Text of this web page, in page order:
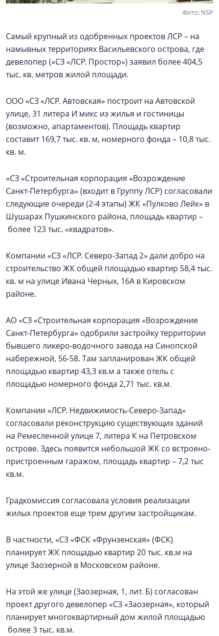
Фото: NSP
Самый крупный из одобренных проектов ЛСР – на
намывных территориях Васильевского острова, где
девелопер («СЗ «ЛСР. Простор») заявил более 404,5
тыс. кв. метров жилой площади.
ООО «СЗ «ЛСР. Автовская» построит на Автовской
улице, 31 литера И микс из жилья и гостиницы
(возможно, апартаментов). Площадь квартир
составит 169,7 тыс. кв. м, номерного фонда – 10,8 тыс.
кв. м.
«СЗ «Строительная корпорация «Возрождение
Санкт‑Петербурга» (входит в Группу ЛСР) согласовали
следующие очереди (2-4 этапы) ЖК «Пулково Лейк» в
Шушарах Пушкинского района, площадь квартир –
более 123 тыс. «квадратов».
Компании «СЗ «ЛСР. Северо-Запад 2» дали добро на
строительство ЖК общей площадью квартир 58,4 тыс.
кв. м на улице Ивана Черных, 16А в Кировском
районе.
АО «СЗ «Строительная корпорация «Возрождение
Санкт‑Петербурга» одобрили застройку территории
бывшего ликеро-водочного завода на Синопской
набережной, 56-58. Там запланирован ЖК общей
площадью квартир 43,3 кв.м а также отель с
площадью номерного фонда 2,71 тыс. кв.м.
Компании «ЛСР. Недвижимость-Северо-Запад»
согласовали реконструкцию существующих зданий
на Ремесленной улице 7, литера К на Петровском
острове. Здесь появится небольшой ЖК со встроено-
пристроенным гаражом, площадь квартир – 7,2 тыс
кв.м.
Градкомиссия согласовала условия реализации
жилых проектов еще трем другим застройщикам.
В частности, «СЗ «ФСК «Фрунзенская» (ФСК)
планирует ЖК площадью квартир 20 тыс. кв.м на
улице Заозерной в Московском районе.
На этой же улице (Заозерная, 1, лит. Б) согласован
проект другого девелопер «СЗ «Заозерная», который
планирует многоквартирный дом жилой площадью
более 3 тыс. кв.м.